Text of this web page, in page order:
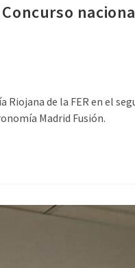
Riojana de la FER en el
Madrid Fusión.